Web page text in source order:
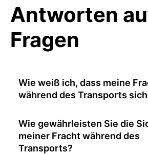
Antworten
Fragen
Wie weiß ich, dass meine
während des Transports
Wie gewährleisten Sie die
meiner Fracht während des
Transports?